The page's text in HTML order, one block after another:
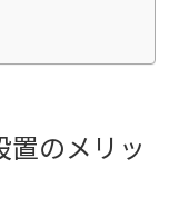
置のメリッ